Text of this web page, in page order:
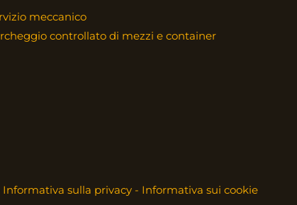
meccanico
controllato di mezzi e container
Informativa sulla privacy - Informativa sui cookie